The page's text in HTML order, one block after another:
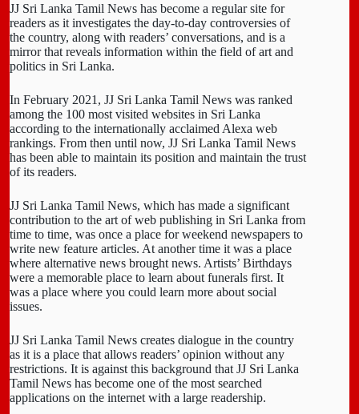
JJ Sri Lanka Tamil News has become a regular site for
readers as it investigates the day-to-day controversies of
the country, along with readers’ conversations, and is a
mirror that reveals information within the field of art and
politics in Sri Lanka.
In February 2021, JJ Sri Lanka Tamil News was ranked
among the 100 most visited websites in Sri Lanka
according to the internationally acclaimed Alexa web
rankings. From then until now, JJ Sri Lanka Tamil News
has been able to maintain its position and maintain the trust
of its readers.
JJ Sri Lanka Tamil News, which has made a significant
contribution to the art of web publishing in Sri Lanka from
time to time, was once a place for weekend newspapers to
write new feature articles. At another time it was a place
where alternative news brought news. Artists’ Birthdays
were a memorable place to learn about funerals first. It
was a place where you could learn more about social
issues.
JJ Sri Lanka Tamil News creates dialogue in the country
as it is a place that allows readers’ opinion without any
restrictions. It is against this background that JJ Sri Lanka
Tamil News has become one of the most searched
applications on the internet with a large readership.